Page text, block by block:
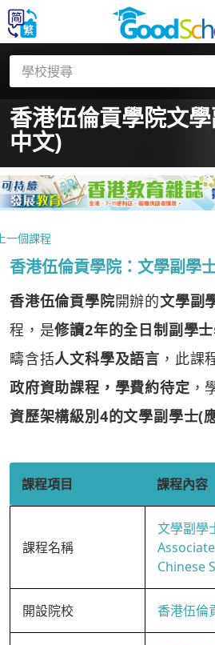
香港伍倫貢學院文
中文)
一個課程
香港伍倫貢學院：文學副學
香港伍倫貢學院開辦的文學副
程，是修讀2年的全日制副學
疇含括人文科學及語言 ，此課
政府資助課程，學費約待定 ，
資歷架構級別4的文學副學士(
課程項目 課程內容
課程名稱
文學副學
Chinese
開設院校 香港伍倫